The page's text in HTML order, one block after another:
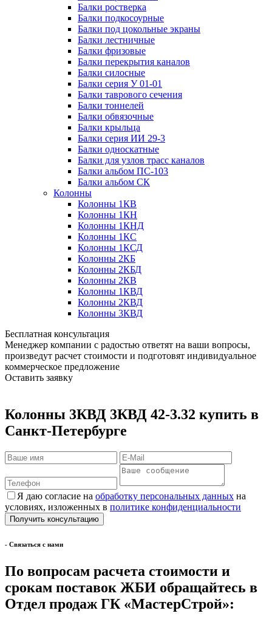
Балки ростверка
Балки подкосоурные
Балки под цокольные экраны
Балки лестничные
Балки фризовые
Балки перекрытия каналов
Балки силосные
Балки серия У 01-01
Балки таврового сечения
Балки тоннелей
Балки обвязочные
Балки крыльца
Балки серия ИИ 29-3
Балки односкатные
Балки для узлов трасс каналов
Балки альбом ПС-103
Балки альбом СК
Колонны
Колонны 1КВ
Колонны 1КН
Колонны 1КНД
Колонны 1КС
Колонны 1КСД
Колонны 2КБ
Колонны 2КБД
Колонны 2КВ
Колонны 1КВД
Колонны 2КВД
Колонны 3КВД
Бесплатная консультация
Менеджер компании с радостью ответят на ваши вопросы,
произведут расчет стоимости и подготовят индивидуальное
коммерческое предложение
Оставить заявку
Колонны 3КВД 3КВД 42-3.32 купить в
Санкт-Петербурге
Я даю согласие на обработку персональных данных на
условиях, изложенных в политике конфиденциальности
- Cвязаться с нами
По вопросам расчета стоимости и
срокам поставок ЖБИ обращайтесь в
Отдел продаж ГК «МастерСтрой»: